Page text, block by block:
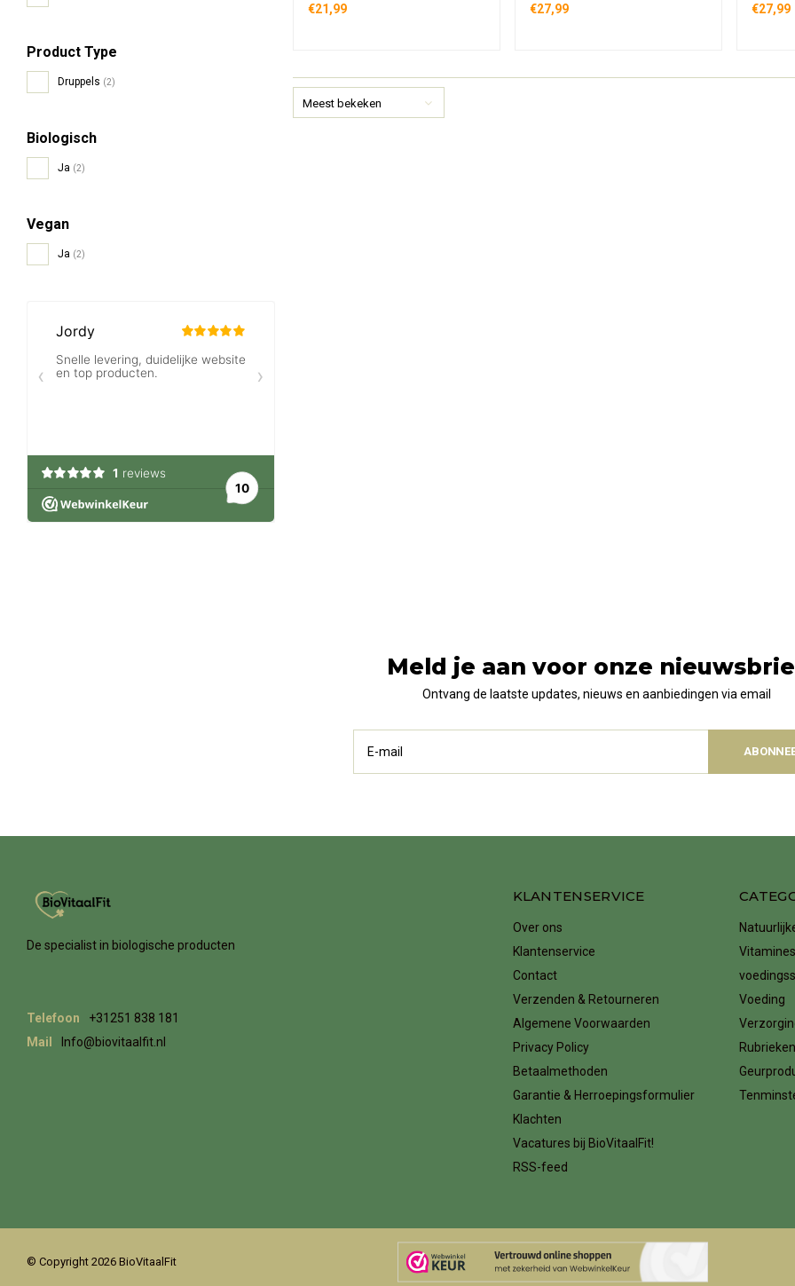
Product Type
Druppels (2)
Biologisch
Ja (2)
Vegan
Ja (2)
20:1. De shiitake paddenstoelen
517 mg shiitake per dagelijkse
€21,99
12:1 extractieratio. Biologisch
formule 161 mg reishi per
€27,99
16:1.
198 mg
€27,99
Meest bekeken
Meld je aan voor onze
Ontvang de laatste updates, nieuws en aanbiedingen via email
De specialist in biologische producten
Telefoon
+31251 838 181
Mail
Info@biovitaalfit.nl
KLANTENSERVICE
Over ons
Klantenservice
Contact
Verzenden & Retourneren
Algemene Voorwaarden
Privacy Policy
Betaalmethoden
Garantie & Herroepingsformulier
Klachten
Vacatures bij BioVitaalFit!
RSS-feed
Voeding
Rubrieken
© Copyright 2026 BioVitaalFit